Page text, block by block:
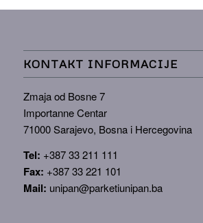
KONTAKT INFORMACIJE
Zmaja od Bosne 7
Importanne Centar
71000 Sarajevo, Bosna i Hercegovina
Tel: +387 33 211 111
Fax: +387 33 221 101
Mail: unipan@parketiunipan.ba